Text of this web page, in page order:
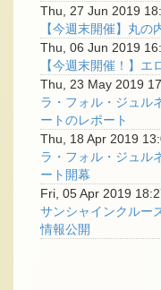
Thu, 27 Jun 2019
【今週末開催】丸の
Thu, 06 Jun 2019
【今週末開催！】
Thu, 23 May 2019
ラ・フォル・ジュル
ートのレポート
Thu, 18 Apr 2019
ラ・フォル・ジュル
ート開幕
Fri, 05 Apr 2019
サンシャインクル
情報公開